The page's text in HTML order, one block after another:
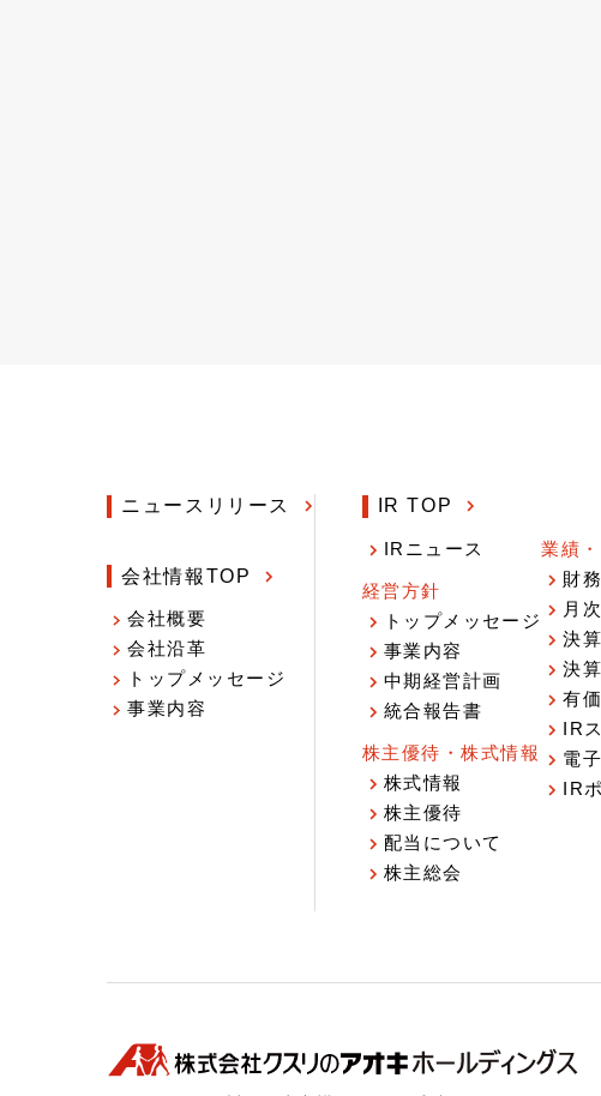
ニュースリリース
会社情報TOP
会社概要
会社沿革
トップメッセージ
事業内容
IR TOP
IRニュース
経営方針
トップメッセージ
事業内容
中期経営計画
統合報告書
株主優待・株式情報
株式情報
株主優待
配当について
株主総会
業績
財
月
決
決
有
IR
電
IR